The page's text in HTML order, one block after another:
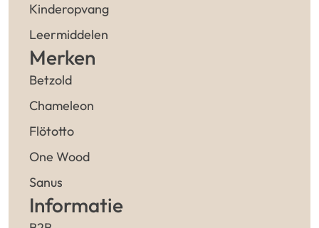
Kinderopvang
Leermiddelen
Merken
Betzold
Chameleon
Flötotto
One Wood
Sanus
Informatie